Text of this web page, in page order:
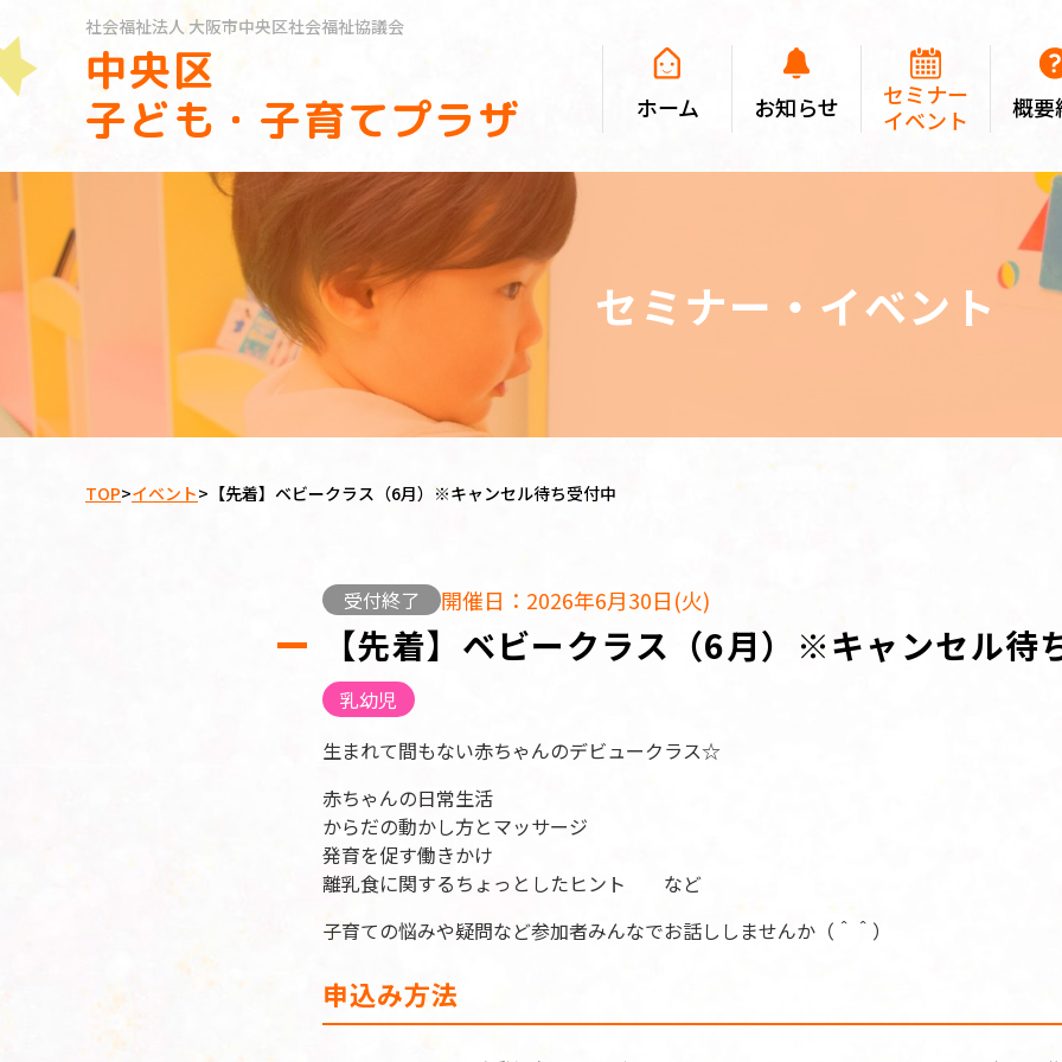
社会福祉法人大阪市中央区社会福祉協議会
中央区
子ども・子育てプラザ
ホーム お知らせ
セミナー
イベント
概要
セミナー・イベント
TOP>イベント> 【先着】ベビークラス（6月）※キャンセル待ち受付中
受付終了 開催日：2026年6月30日(火)
【先着】ベビークラス（6月）※キャンセル待
乳幼児
生まれて間もない赤ちゃんのデビュークラス☆
赤ちゃんの日常生活
からだの動かし方とマッサージ
発育を促す働きかけ
離乳食に関するちょっとしたヒント など
子育ての悩みや疑問など参加者みんなでお話ししませんか（＾＾）
申込み方法